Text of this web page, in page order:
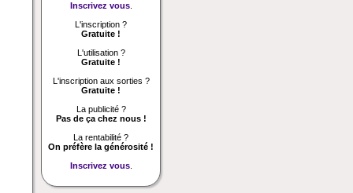
Inscrivez vous.
L'inscription ?
Gratuite !
L'utilisation ?
Gratuite !
L'inscription aux sorties ?
Gratuite !
La publicité ?
Pas de ça chez nous !
La rentabilité ?
On préfère la générosité !
Inscrivez vous.